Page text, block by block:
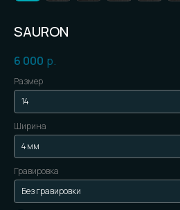
SAURON
6 000 р.
Размер
Ширина
Гравировка